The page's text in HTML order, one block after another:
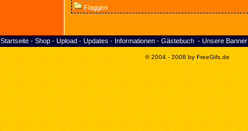
Flaggen
Startseite - Shop - Upload - Updates - Informationen - Gästebuch - Unsere Banner
© 2004 - 2008 by FreeGifs .de